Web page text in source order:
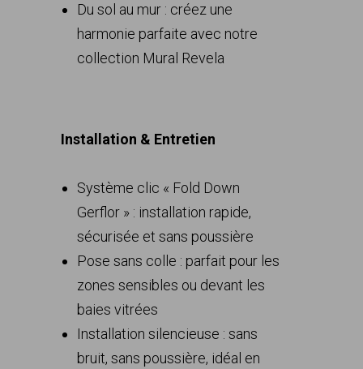
Du sol au mur : créez une
harmonie parfaite avec notre
collection Mural Revela
Installation & Entretien
Système clic « Fold Down
Gerflor » : installation rapide,
sécurisée et sans poussière
Pose sans colle : parfait pour les
zones sensibles ou devant les
baies vitrées
Installation silencieuse : sans
bruit, sans poussière, idéal en